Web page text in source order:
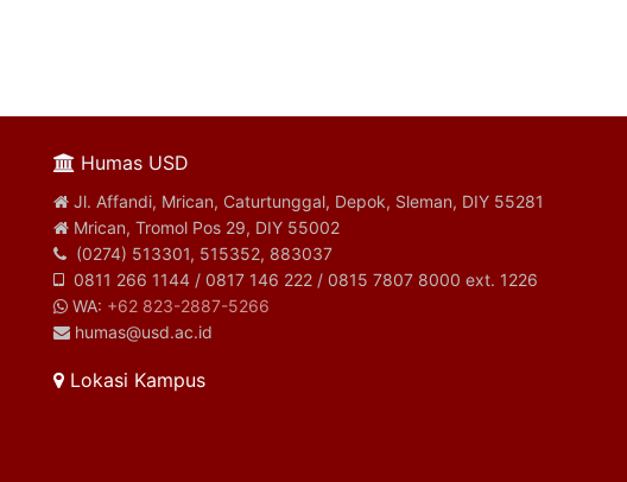
Humas USD
Jl. Affandi, Mrican, Caturtunggal, Depok, Sleman, DIY 55281
Mrican, Tromol Pos 29, DIY 55002
(0274) 513301, 515352, 883037
0811 266 1144 / 0817 146 222 / 0815 7807 8000 ext. 1226
WA: +62 823-2887-5266
humas@usd.ac.id
Lokasi Kampus